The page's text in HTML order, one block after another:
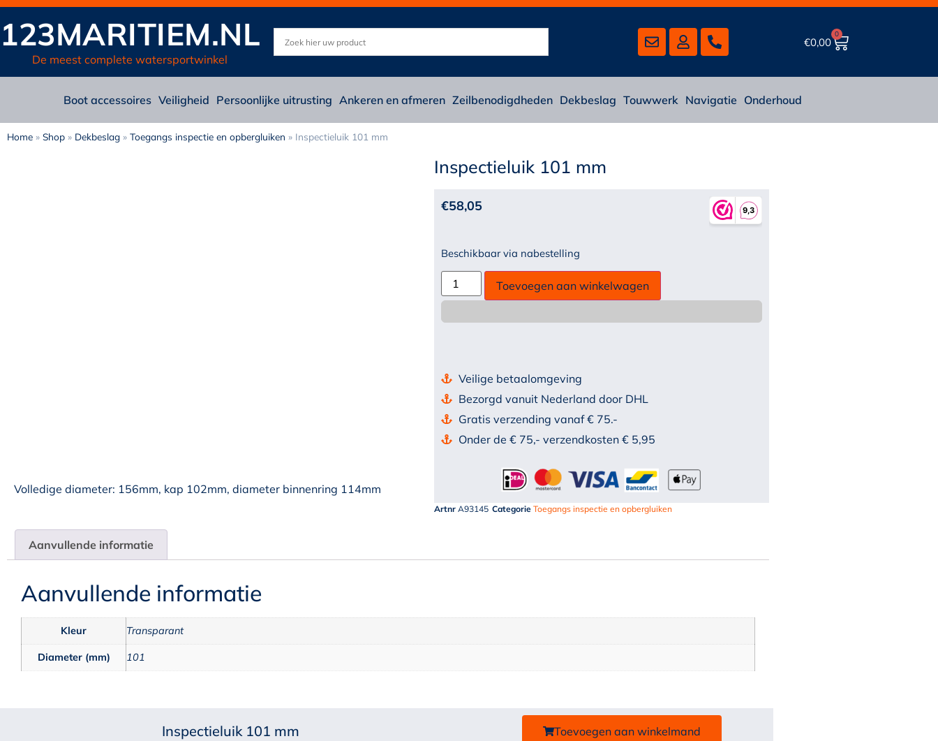
123MARITIEM.NL
De meest complete watersportwinkel
€0,00
0
Boot accessoires Veiligheid Persoonlijke uitrusting Ankeren en afmeren Zeilbenodigdheden Dekbeslag Touwwerk Navigatie Onderhoud
Home » Shop » Dekbeslag » Toegangs inspectie en opbergluiken » Inspectieluik 101 mm
Volledige diameter: 156mm, kap 102mm, diameter binnenring 114mm
Inspectieluik 101 mm
€58,05
Beschikbaar via nabestelling
Toevoegen aan winkelwagen
Veilige betaalomgeving
Bezorgd vanuit Nederland door DHL
Gratis verzending vanaf € 75.-
Onder de € 75,- verzendkosten € 5,95
Artnr A93145 Categorie Toegangs inspectie en opbergluiken
Aanvullende informatie
Aanvullende informatie
Kleur Transparant
Diameter (mm) 101
Inspectieluik 101 mm Toevoegen aan winkelmand